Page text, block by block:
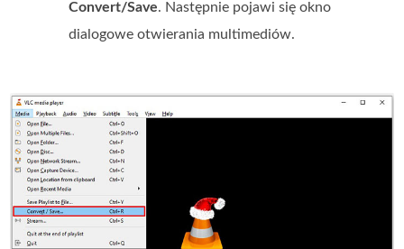
Convert/Save. Następnie pojawi się okno
dialogowe otwierania multimediów.